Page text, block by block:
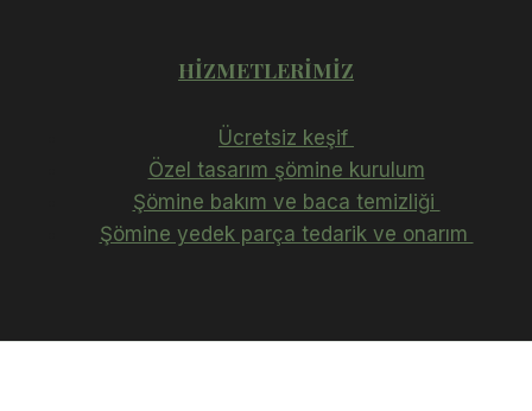
HIZMETLERIMIZ
Ücretsiz keşif
Özel tasarım şömine kurulum
Şömine bakım ve baca temizliği
Şömine yedek parça tedarik ve onarım